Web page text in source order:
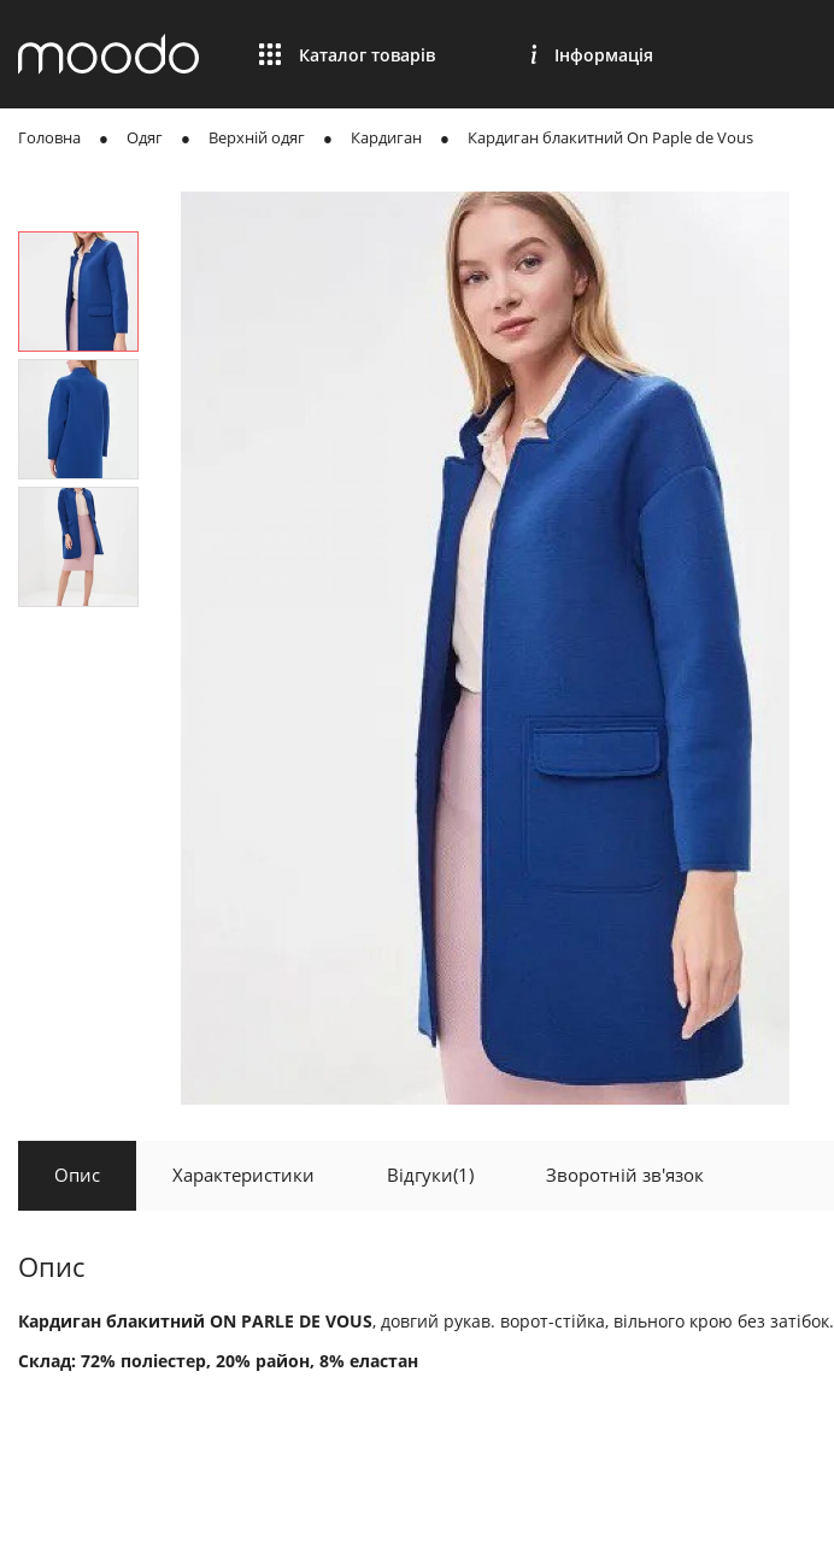
Каталог товарів Інформація
Головна Одяг Верхній одяг Кардиган Кардиган блакитний On Paple de Vous
Опис Характеристики Відгуки(1) Зворотній зв'язок
Опис
Кардиган блакитний ON PARLE DE VOUS, довгий рукав. ворот-стійка, вільного крою без затібок.
Склад: 72% поліестер, 20% район, 8% еластан